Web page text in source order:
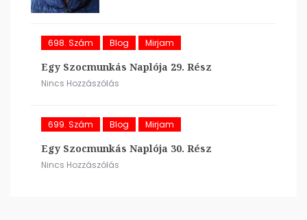
698. Szám Blog Mirjam
Egy Szocmunkás Naplója 29. Rész
Nincs Hozzászólás
699. Szám Blog Mirjam
Egy Szocmunkás Naplója 30. Rész
Nincs Hozzászólás